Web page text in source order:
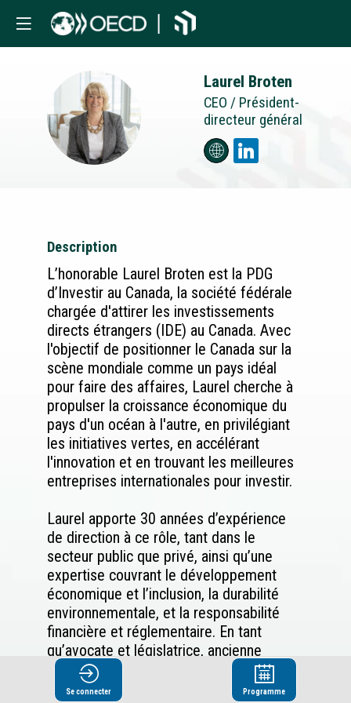
LB
Laurel Broten
CEO / Président-
directeur général
Description
L’honorable Laurel Broten est la PDG
d’Investir au Canada, la société fédérale
chargée d'attirer les investissements
directs étrangers (IDE) au Canada. Avec
l'objectif de positionner le Canada sur la
scène mondiale comme un pays idéal
pour faire des affaires, Laurel cherche à
propulser la croissance économique du
pays d'un océan à l'autre, en privilégiant
les initiatives vertes, en accélérant
l'innovation et en trouvant les meilleures
entreprises internationales pour investir.
Laurel apporte 30 années d’expérience
de direction à ce rôle, tant dans le
secteur public que privé, ainsi qu’une
expertise couvrant le développement
économique et l’inclusion, la durabilité
environnementale, et la responsabilité
financière et réglementaire. En tant
qu’avocate et législatrice, ancienne
ministre du Cabinet du gouvernement de
l’Ontario et experte-conseil en politiques
Se connecter Programme